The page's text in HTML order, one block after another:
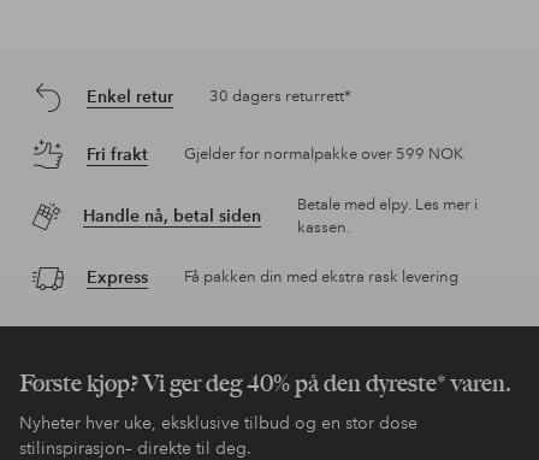
Enkel retur 30 dagers returrett*
Fri frakt Gjelder for normalpakke over 599 NOK
Handle nå, betal siden
Betale med elpy. Les mer i
kassen.
Express Få pakken din med ekstra rask levering
Første kjøp? Vi ger deg 40% på den dyreste* varen.
Nyheter hver uke, eksklusive tilbud og en stor dose
stilinspirasjon– direkte til deg.